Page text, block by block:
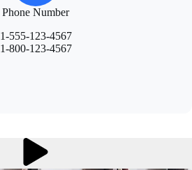
Phone Number
1-555-123-4567
1-800-123-4567